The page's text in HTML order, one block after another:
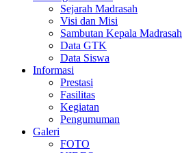
Sejarah Madrasah
Visi dan Misi
Sambutan Kepala Madrasah
Data GTK
Data Siswa
Informasi
Prestasi
Fasilitas
Kegiatan
Pengumuman
Galeri
FOTO